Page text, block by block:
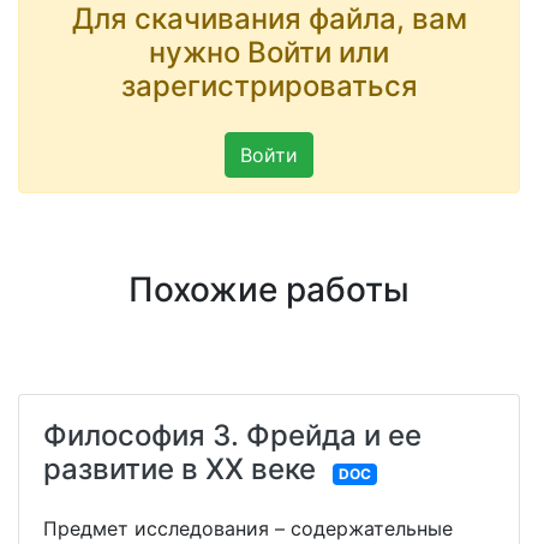
Для скачивания файла, вам
нужно Войти или
зарегистрироваться
Войти
Похожие работы
Философия З. Фрейда и ее
развитие в XX веке
DOC
Предмет исследования – содержательные